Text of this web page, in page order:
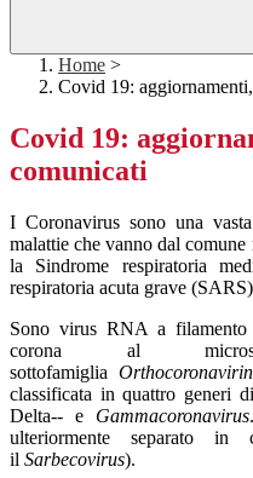
Home >
Covid 19:
Covid 19:
comunicati
I Coronavirus sono una
malattie che vanno dal
la Sindrome respiratoria
respiratoria acuta grave
Sono virus RNA a
corona al
sottofamiglia
classificata in quattro generi
Delta-- e Gammacoronavirus
ulteriormente separato
il Sarbecovirus).